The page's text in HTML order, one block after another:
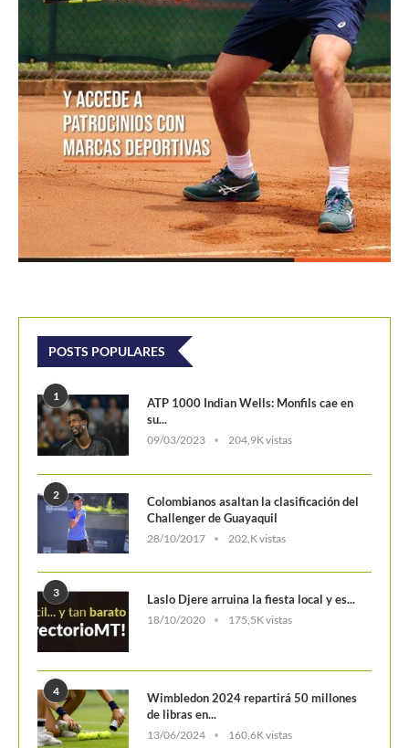
POSTS POPULARES
1
ATP 1000 Indian Wells: Monfils cae en
su...
2
Colombianos asaltan la clasificación del
Challenger de Guayaquil
3 Laslo Djere arruina la fiesta local y es...
4
Wimbledon 2024 repartirá 50 millones
de libras en...